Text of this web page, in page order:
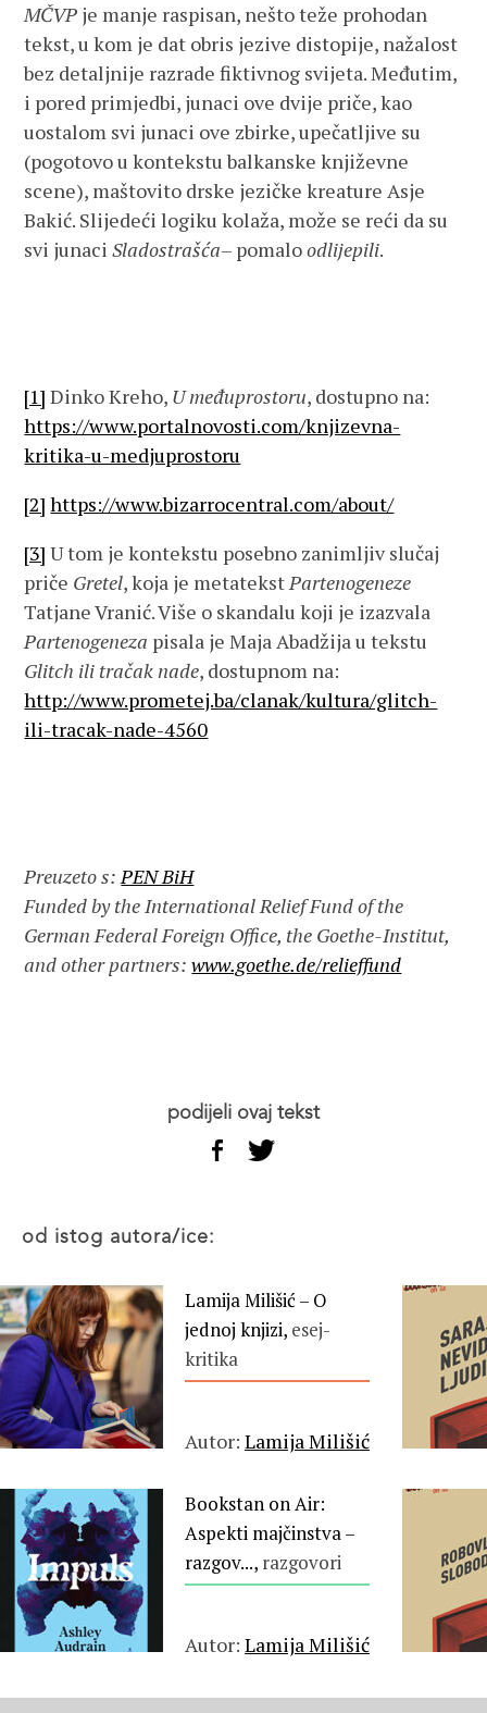
MČVP je manje raspisan, nešto teže prohodan
tekst, u kom je dat obris jezive distopije, nažalost
bez detaljnije razrade fiktivnog svijeta. Međutim,
i pored primjedbi, junaci ove dvije priče, kao
uostalom svi junaci ove zbirke, upečatljive su
(pogotovo u kontekstu balkanske književne
scene), maštovito drske jezičke kreature Asje
Bakić. Slijedeći logiku kolaža, može se reći da su
svi junaciSladostrašća– pomaloodlijepili.
[1] Dinko Kreho, U međuprostoru, dostupno na:
https://www.portalnovosti.com/knjizevna-
kritika-u-medjuprostoru
[2] https://www.bizarrocentral.com/about/
[3] U tom je kontekstu posebno zanimljiv slučaj
priče Gretel, koja je metatekstPartenogeneze
Tatjane Vranić. Više o skandalu koji je izazvala
Partenogeneza pisala je Maja Abadžija u tekstu
Glitch ili tračak nade, dostupnom na:
http://www.prometej.ba/clanak/kultura/glitch-
ili-tracak-nade-4560
Preuzeto s:PEN BiH
Funded by the International Relief Fund of the
German Federal Foreign Office, the Goethe-Institut,
and other partners:www.goethe.de/relieffund
podijeli ovaj tekst
od istog autora/ice:
Lamija Milišić – O
jednoj knjizi, esej-
kritika
Autor: Lamija Milišić
Bookstan on Air:
Aspekti majčinstva –
razgov..., razgovori
Autor: Lamija Milišić